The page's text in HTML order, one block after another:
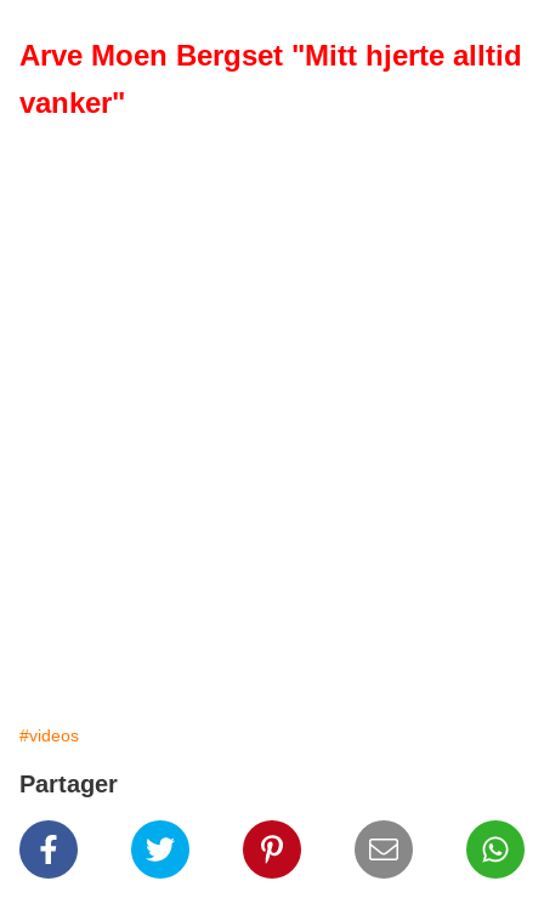
Arve Moen Bergset "Mitt hjerte alltid
vanker"
#videos
Partager